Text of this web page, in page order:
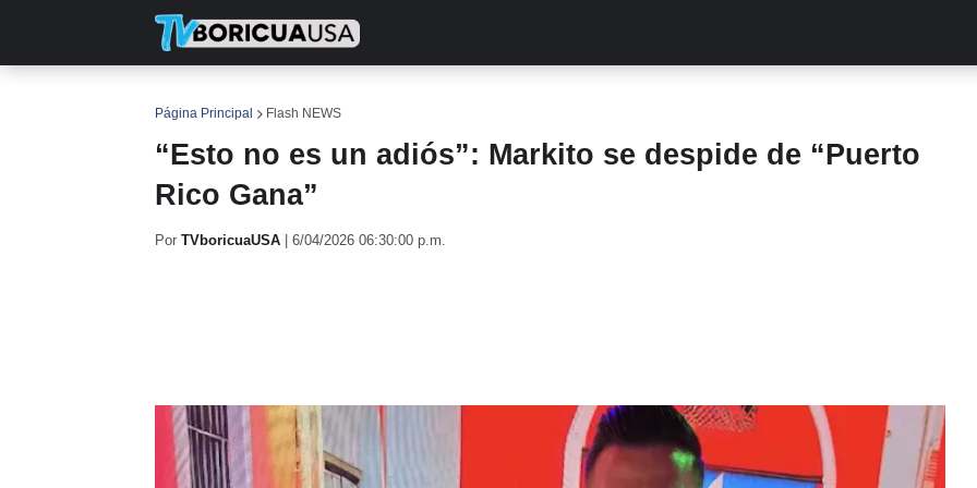
Página Principal Flash NEWS
“Esto no es un adiós”: Markito se despide de “Puerto
Rico Gana”
Por TVboricuaUSA 6/04/2026 06:30:00 p.m.